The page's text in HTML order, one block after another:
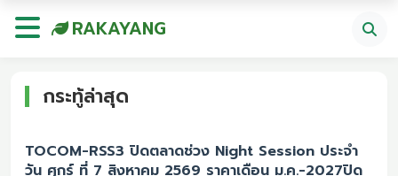
RAKAYANG
กระทู้ล่าสุด
TOCOM-RSS3 ปิดตลาดช่วง Night Session ประจำ
วัน ศุกร์ ที่ 7 สิงหาคม 2569 ราคาเดือน ม.ค.-2027ปิด